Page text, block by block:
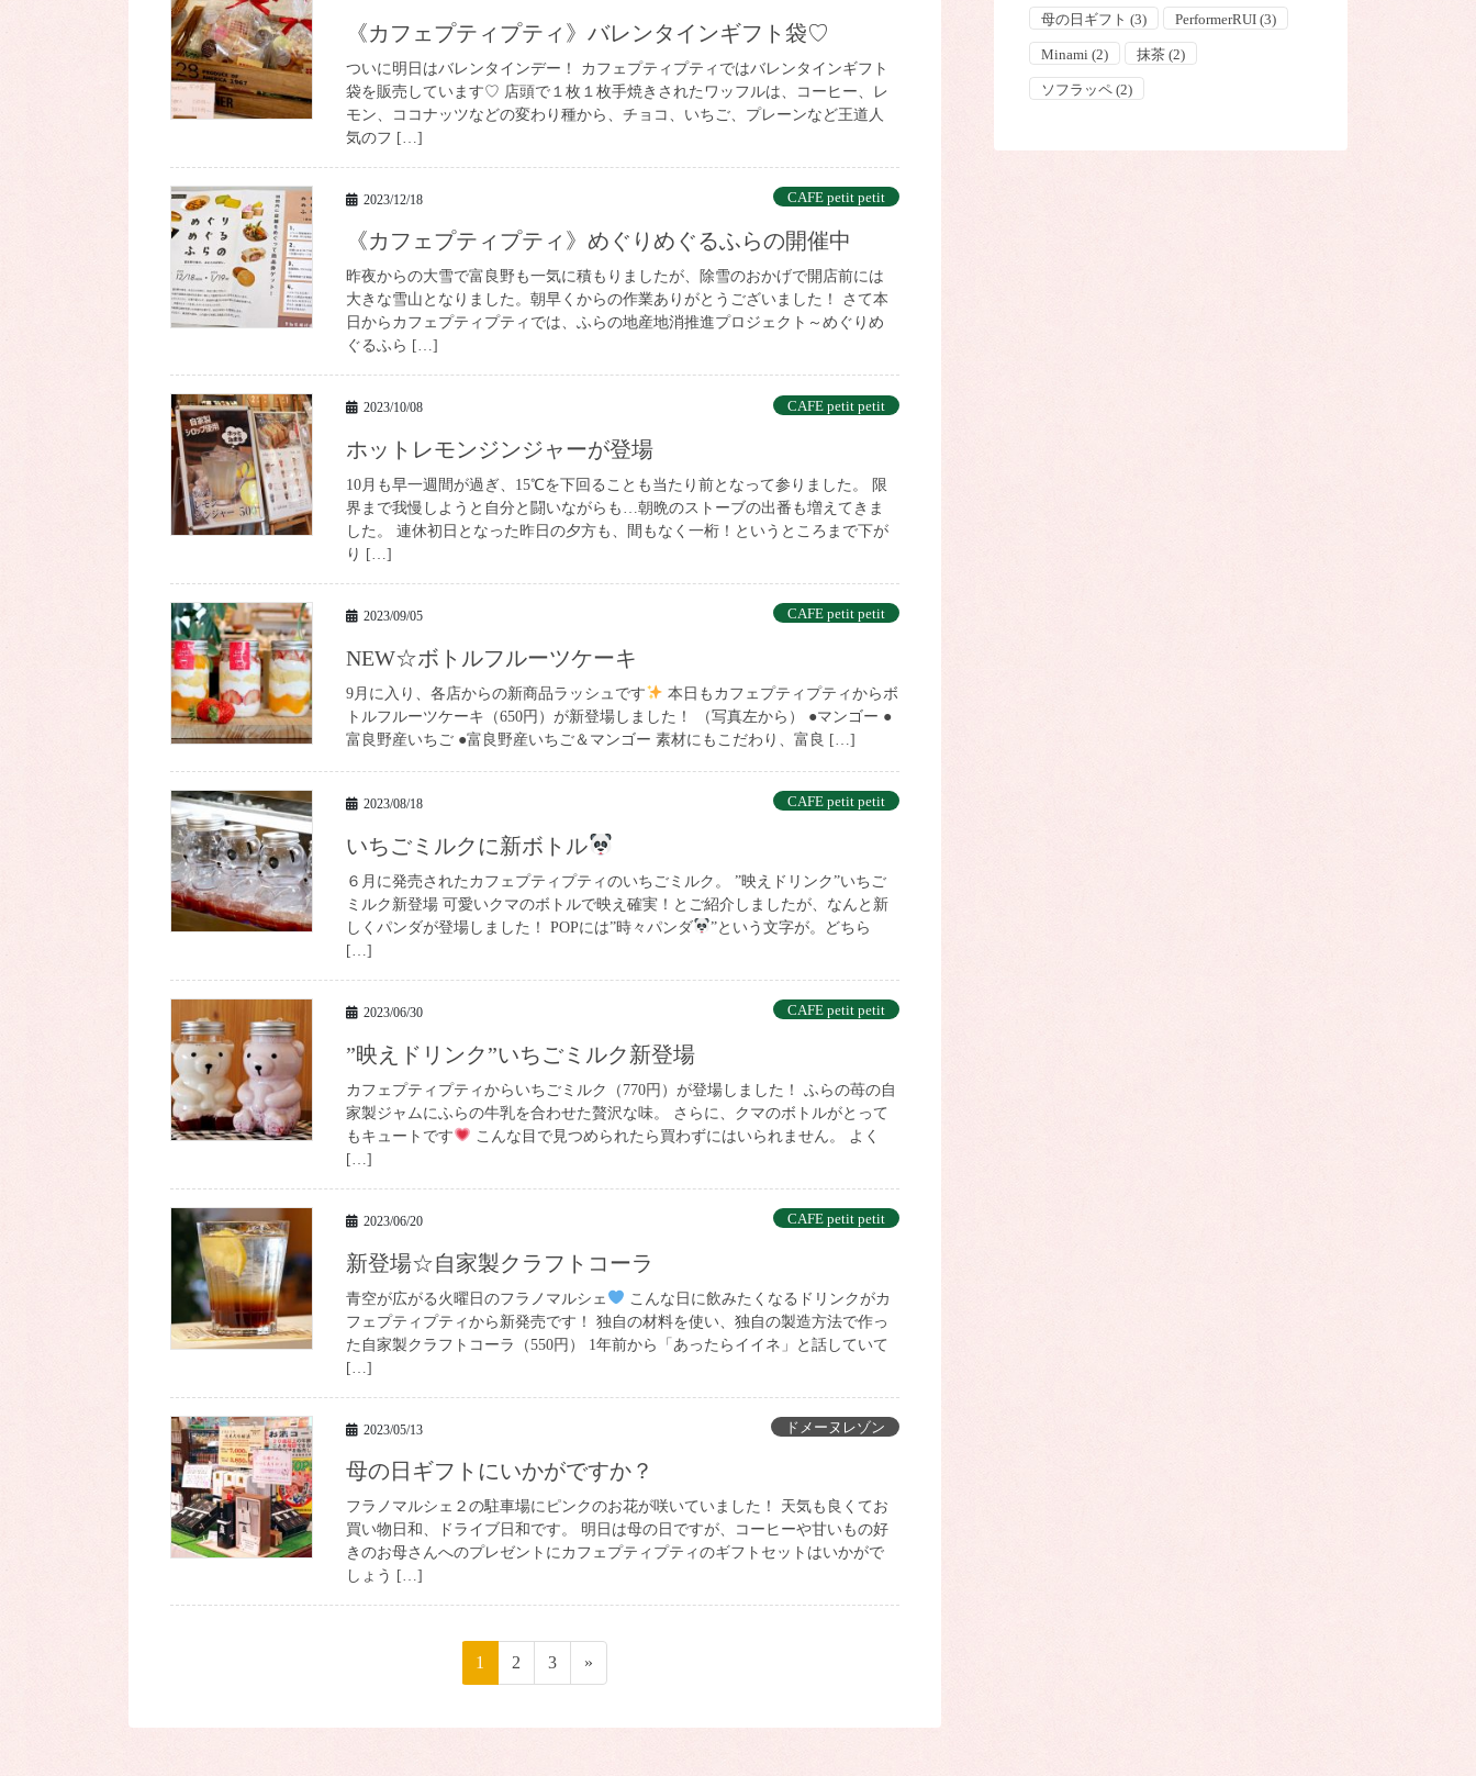
《カフェプティプティ》バレンタインギフト袋♡
ついに明日はバレンタインデー！ カフェプティプティではバレンタインギフト
袋を販売しています♡ 店頭で１枚１枚手焼きされたワッフルは、コーヒー、レ
モン、ココナッツなどの変わり種から、チョコ、いちご、プレーンなど王道人
気のフ […]
2023/12/18 CAFE petit petit
《カフェプティプティ》めぐりめぐるふらの開催中
昨夜からの大雪で富良野も一気に積もりましたが、除雪のおかげで開店前には
大きな雪山となりました。朝早くからの作業ありがとうございました！ さて本
日からカフェプティプティでは、ふらの地産地消推進プロジェクト～めぐりめ
ぐるふら […]
2023/10/08 CAFE petit petit
ホットレモンジンジャーが登場
10月も早一週間が過ぎ、15℃を下回ることも当たり前となって参りました。 限
界まで我慢しようと自分と闘いながらも…朝晩のストーブの出番も増えてきま
した。 連休初日となった昨日の夕方も、間もなく一桁！というところまで下が
り […]
2023/09/05 CAFE petit petit
NEW☆ボトルフルーツケーキ
9月に入り、各店からの新商品ラッシュです
本日もカフェプティプティからボ
トルフルーツケーキ（650円）が新登場しました！ （写真左から） ●マンゴー ●
富良野産いちご ●富良野産いちご＆マンゴー 素材にもこだわり、富良 […]
2023/08/18 CAFE petit petit
いちごミルクに新ボトル
６月に発売されたカフェプティプティのいちごミルク。 ”映えドリンク”いちご
ミルク新登場 可愛いクマのボトルで映え確実！とご紹介しましたが、なんと新
しくパンダが登場しました！ POPには”時々パンダ
”という文字が。どちら
[…]
2023/06/30 CAFE petit petit
”映えドリンク”いちごミルク新登場
カフェプティプティからいちごミルク（770円）が登場しました！ ふらの苺の自
家製ジャムにふらの牛乳を合わせた贅沢な味。 さらに、クマのボトルがとって
もキュートです
こんな目で見つめられたら買わずにはいられません。 よく
[…]
2023/06/20 CAFE petit petit
新登場☆自家製クラフトコーラ
青空が広がる火曜日のフラノマルシェ
こんな日に飲みたくなるドリンクがカ
フェプティプティから新発売です！ 独自の材料を使い、独自の製造方法で作っ
た自家製クラフトコーラ（550円） 1年前から「あったらイイネ」と話していて
[…]
2023/05/13 ドメーヌレゾン
母の日ギフトにいかがですか？
フラノマルシェ２の駐車場にピンクのお花が咲いていました！ 天気も良くてお
買い物日和、ドライブ日和です。 明日は母の日ですが、コーヒーや甘いもの好
きのお母さんへのプレゼントにカフェプティプティのギフトセットはいかがで
しょう […]
の
ペ
ー
1
ペ
ー
2
ペ
ー
3 »
母の日ギフト (3) PerformerRUI (3)
Minami (2) 抹茶 (2)
ソフラッペ (2)